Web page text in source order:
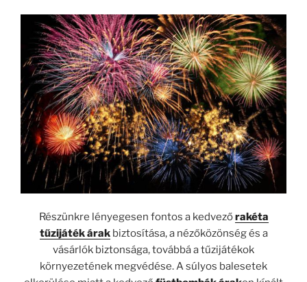
Részünkre lényegesen fontos a kedvezőrakéta
tűzijáték árakbiztosítása, a nézőközönség és a
vásárlók biztonsága, továbbá a tűzijátékok
környezetének megvédése. A súlyos balesetek